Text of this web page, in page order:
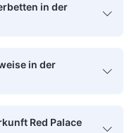
in der
in der
Red Palace